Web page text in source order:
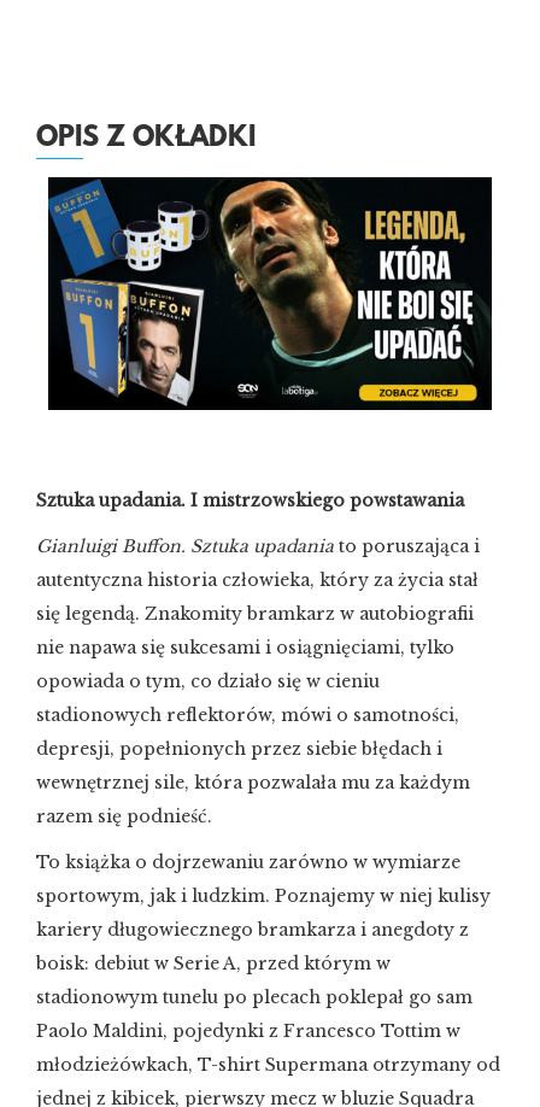
OPIS Z OKŁADKI
Sztuka upadania. I mistrzowskiego powstawania
Gianluigi Buffon. Sztuka upadania to poruszająca i
autentyczna historia człowieka, który za życia stał
się legendą. Znakomity bramkarz w autobiografii
nie napawa się sukcesami i osiągnięciami, tylko
opowiada o tym, co działo się w cieniu
stadionowych reflektorów, mówi o samotności,
depresji, popełnionych przez siebie błędach i
wewnętrznej sile, która pozwalała mu za każdym
razem się podnieść.
To książka o dojrzewaniu zarówno w wymiarze
sportowym, jak i ludzkim. Poznajemy w niej kulisy
kariery długowiecznego bramkarza i anegdoty z
boisk: debiut w Serie A, przed którym w
stadionowym tunelu po plecach poklepał go sam
Paolo Maldini, pojedynki z Francesco Tottim w
młodzieżówkach, T-shirt Supermana otrzymany od
jednej z kibicek, pierwszy mecz w bluzie Squadra